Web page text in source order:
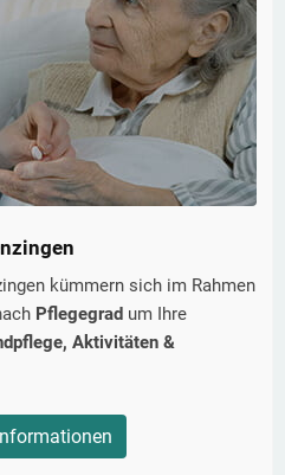
kümmern sich im Rahmen
Pflegegrad um Ihre
Aktivitäten &